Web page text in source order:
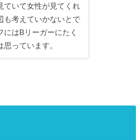
ていて女性が見てくれ
も考えていかないとで
はBリーガーにたく
っています。